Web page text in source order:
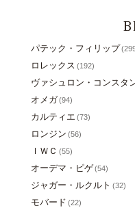
パテック・フィリップ
ロレックス (192)
ヴァシュロン・コンスタ
オメガ(94)
カルティエ (73)
ロンジン (56)
ＩＷＣ (55)
オーデマ・ピゲ(54)
ジャガー・ルクルト (32)
モバード (22)